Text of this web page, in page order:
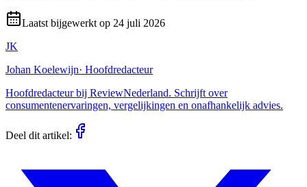
Laatst bijgewerkt op 24 juli 2026
JK
Johan Koelewijn· Hoofdredacteur
Hoofdredacteur bij ReviewNederland. Schrijft over
consumentenervaringen, vergelijkingen en onafhankelijk advies.
Deel dit artikel: